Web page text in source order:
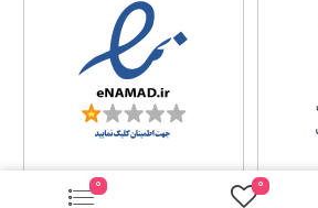
0
0